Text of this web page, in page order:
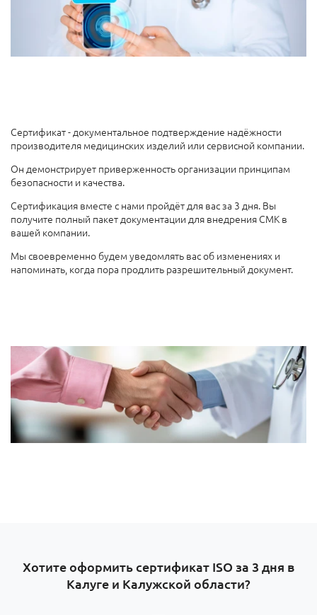
Сертификат - документальное подтверждение надёжности
производителя медицинских изделий или сервисной компании.
Он демонстрирует приверженность организации принципам
безопасности и качества.
Сертификация вместе с нами пройдёт для вас за 3 дня. Вы
получите полный пакет документации для внедрения СМК в
вашей компании.
Мы своевременно будем уведомлять вас об изменениях и
напоминать, когда пора продлить разрешительный документ.
Хотите оформить сертификат ISO за 3 дня в
Калуге и Калужской области?